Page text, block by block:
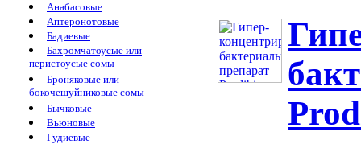
Анабасовые
Аптеронотовые
Бадиевые
Бахромчатоусые или
перистоусые сомы
Броняковые или
бокочешуйниковые сомы
Бычковые
Вьюновые
Гудиевые